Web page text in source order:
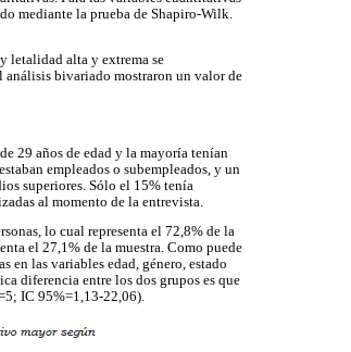
mediante la prueba de Shapiro-Wilk.
letalidad alta y extrema se
análisis bivariado mostraron un valor de
29 años de edad y la mayoría tenían
empleados o subempleados, y un
superiores. Sólo el 15% tenía
al momento de la entrevista.
lo cual representa el 72,8% de la
el 27,1% de la muestra. Como puede
en las variables edad, género, estado
diferencia entre los dos grupos es que
IC 95%=1,13-22,06).